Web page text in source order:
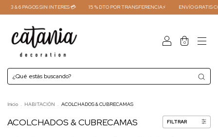
PAGOS SIN INTERES 💳 15 % DTO POR TRANSFERENCIA⚡ ENVÍO GRATIS
0
Inicio . HABITACIÓN . ACOLCHADOS & CUBRECAMAS
ACOLCHADOS & CUBRECAMAS FILTRAR